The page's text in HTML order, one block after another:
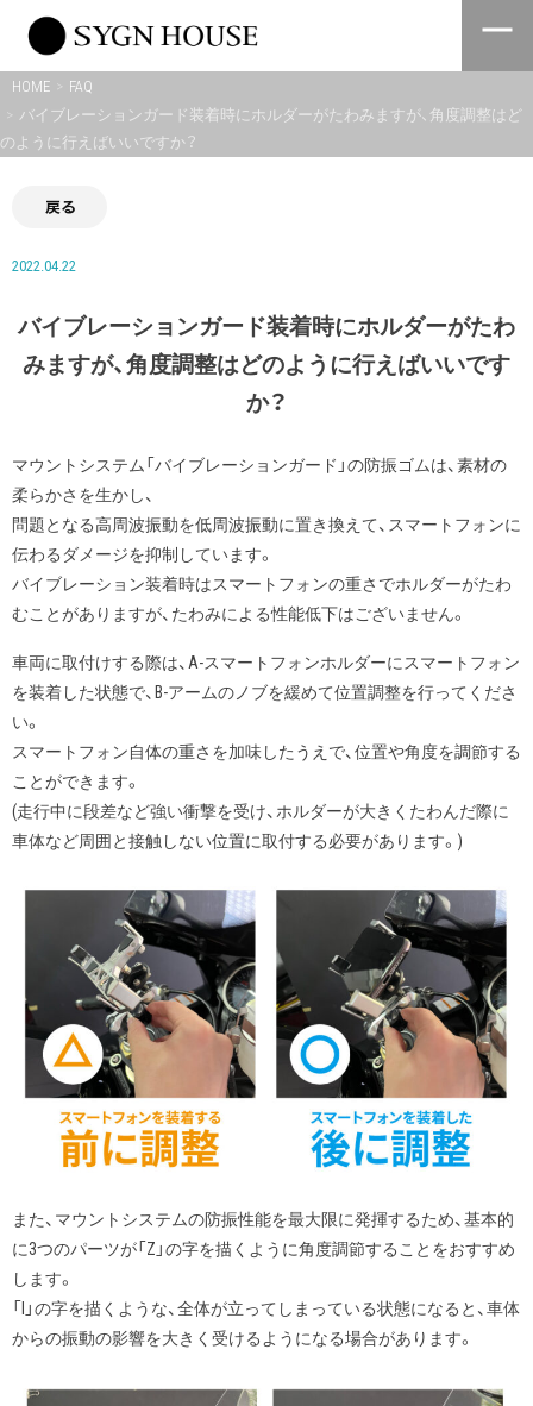
content
HOME
FAQ
バイブレーションガード装着時にホルダーがたわみますが、角度調整はど
のように行えばいいですか？
戻る
2022.04.22
バイブレーションガード装着時にホルダーがたわ
みますが、角度調整はどのように行えばいいです
か？
マウントシステム「バイブレーションガード」の防振ゴムは、素材の
柔らかさを生かし、
問題となる高周波振動を低周波振動に置き換えて、スマートフォンに
伝わるダメージを抑制しています。
バイブレーション装着時はスマートフォンの重さでホルダーがたわ
むことがありますが、たわみによる性能低下はございません。
車両に取付けする際は、A-スマートフォンホルダーにスマートフォン
を装着した状態で、B-アームのノブを緩めて位置調整を行ってくださ
い。
スマートフォン自体の重さを加味したうえで、位置や角度を調節する
ことができます。
(走行中に段差など強い衝撃を受け、ホルダーが大きくたわんだ際に
車体など周囲と接触しない位置に取付する必要があります。)
また、マウントシステムの防振性能を最大限に発揮するため、基本的
に3つのパーツが「Z」の字を描くように角度調節することをおすすめ
します。
「I」の字を描くような、全体が立ってしまっている状態になると、車体
からの振動の影響を大きく受けるようになる場合があります。